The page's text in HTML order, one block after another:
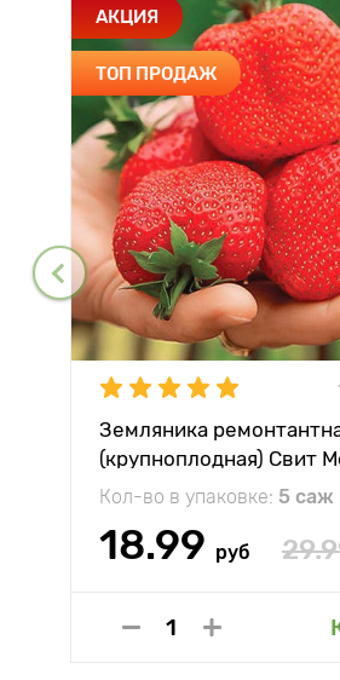
АКЦИЯ
ТОП ПРОДАЖ
Земляника
(крупноплодная) Свит
Кол-во в упаковке: 5 саж
18.99 руб